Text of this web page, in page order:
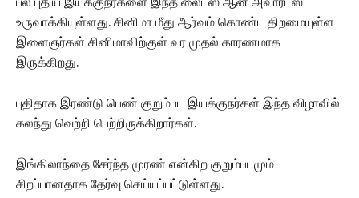
உருவாக்கியுள்ளது. சினிமா மீது ஆர்வம் கொண்ட திறமையுள்ள
இளைஞர்கள் சினிமாவிற்குள் வர முதல் காரணமாக
இருக்கிறது.
புதிதாக இரண்டு பெண் குறும்பட இயக்குநர்கள் இந்த விழாவில்
கலந்து வெற்றி பெற்றிருக்கிறார்கள்.
இங்கிலாந்தை சேர்ந்த முரண் என்கிற குறும்படமும்
சிறப்பானதாக தேர்வு செய்யப்பட்டுள்ளது.